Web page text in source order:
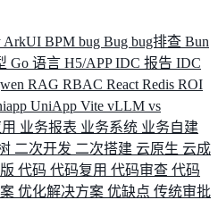
ArkUI BPM bug Bug bug排查 Bun
Go 语言 H5/APPIDC 报告 IDC
RAG RBAC React Redis ROI
UniApp Vite vLLM vs
业务报表 业务系统 业务自建
二次开发 二次搭建 云原生 云成
代码 代码复用 代码审查 代码
优化解决方案 优缺点 传统审批